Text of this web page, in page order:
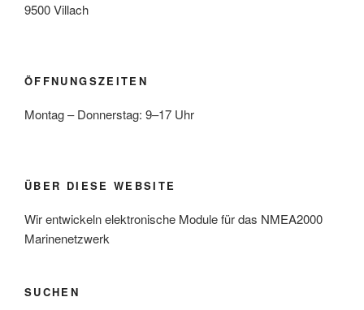
9500 Villach
ÖFFNUNGSZEITEN
Montag – Donnerstag: 9–17 Uhr
ÜBER DIESE WEBSITE
Wir entwickeln elektronische Module für das NMEA2000
Marinenetzwerk
SUCHEN